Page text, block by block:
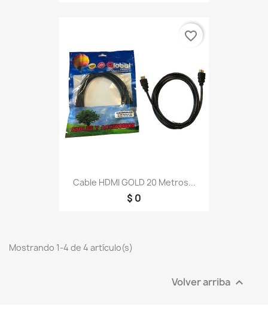
Cable HDMI GOLD 20 Metros...
$ 0
favorite_border
Mostrando 1-4 de 4 artículo(s)
Volver arriba 